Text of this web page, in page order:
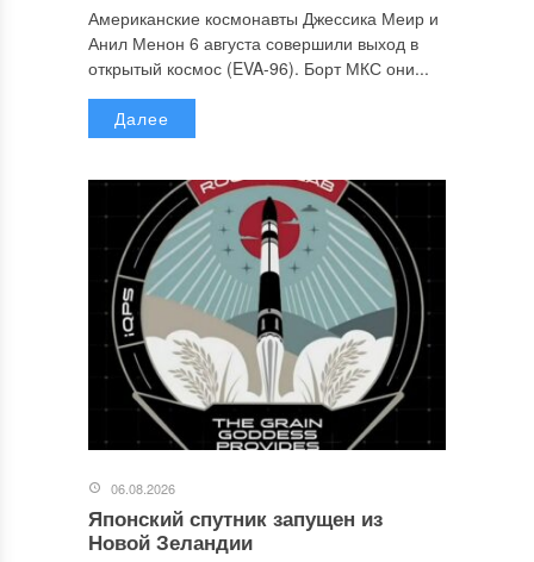
Американские космонавты Джессика Меир и
Анил Менон 6 августа совершили выход в
открытый космос (EVA-96). Борт МКС они...
Далее
06.08.2026
Японский спутник запущен из
Новой Зеландии